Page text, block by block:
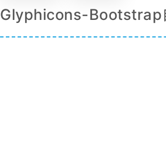
Glyphicons-Bootstrap